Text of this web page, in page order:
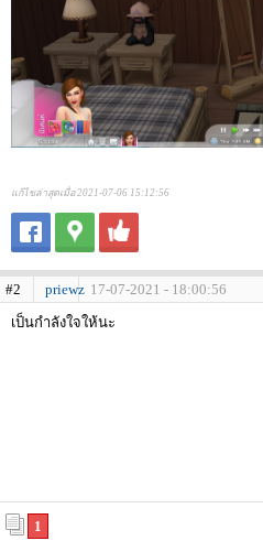
แก้ไขล่าสุดเมื่อ 2021-07-06 15:12:56
#2 priewz 17-07-2021 - 18:00:56
เป็นกำลังใจให้นะ
1